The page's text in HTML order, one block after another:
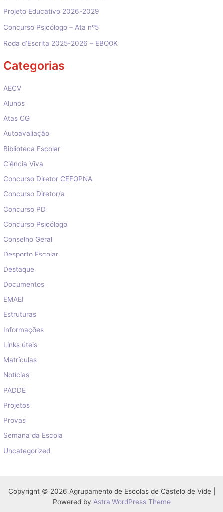
Projeto Educativo 2026-2029
Concurso Psicólogo – Ata nº5
Roda d’Escrita 2025-2026 – EBOOK
Categorias
AECV
Alunos
Atas CG
Autoavaliação
Biblioteca Escolar
Ciência Viva
Concurso Diretor CEFOPNA
Concurso Diretor/a
Concurso PD
Concurso Psicólogo
Conselho Geral
Desporto Escolar
Destaque
Documentos
EMAEI
Estruturas
Informações
Links úteis
Matrículas
Notícias
PADDE
Projetos
Provas
Semana da Escola
Uncategorized
Copyright © 2026 Agrupamento de Escolas de Castelo de Vide |
Powered by Astra WordPress Theme